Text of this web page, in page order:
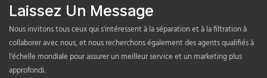
Laissez Un Message
Nous invitons tous ceux qui s'intéressent à la séparation et à la filtration à
collaborer avec nous, et nous recherchons également des agents qualifiés à
l'échelle mondiale pour assurer un meilleur service et un marketing plus
approfondi.